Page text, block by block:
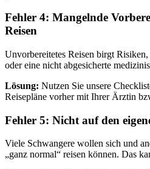
Fehler 4: Mangelnde
Reisen
Unvorbereitetes Reisen birgt
oder eine nicht abgesicherte
Lösung: Nutzen Sie unsere
Reisepläne vorher mit Ihrer Ärztin
Fehler 5: Nicht auf den
Viele Schwangere wollen sich und
„ganz normal“ reisen können. Das